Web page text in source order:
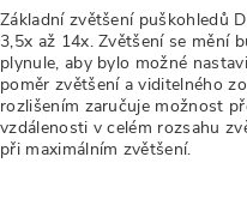
Základní zvětšení puškohledů
3,5x až 14x. Zvětšení se mění
plynule, aby bylo možné
poměr zvětšení a viditelného
rozlišením zaručuje možnost
vzdálenosti v celém rozsahu
při maximálním zvětšení.